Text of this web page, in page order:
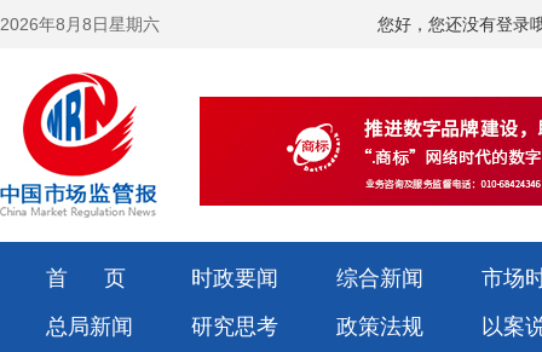
2026年8月8日星期六 您好，您还没有登录
首 页 时政要闻 综合新闻
市场
总局新闻
研究思考 政策法规 以案